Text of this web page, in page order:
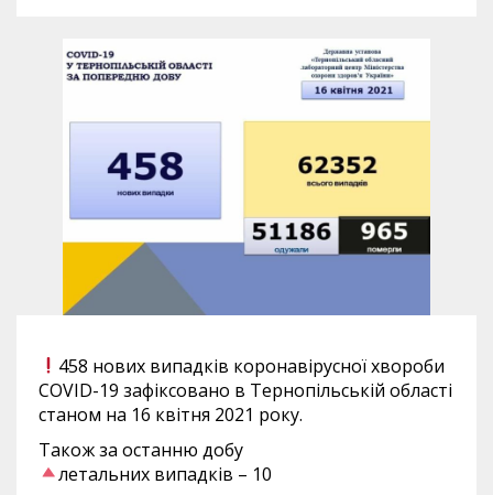
458 нових випадків коронавірусної хвороби
COVID-19 зафіксовано в Тернопільській області
станом на 16 квітня 2021 року.
Також за останню добу
летальних випадків – 10